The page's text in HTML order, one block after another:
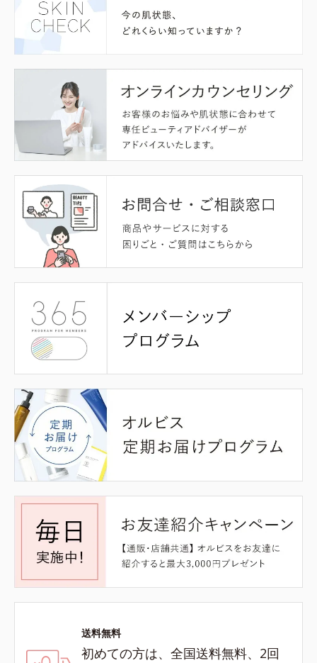
送料無料
初めての方は、全国送料無料、2回